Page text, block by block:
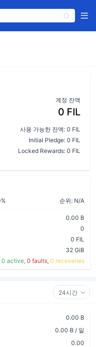
계정 잔액
0 FIL
사용 가능한 잔액: 0 FIL
Initial Pledge: 0 FIL
Locked Rewards: 0 FIL
순위: N/A
0.00 B
0
0 FIL
32 GiB
0 active, 0 faults, 0 recoveries
24시간
0.00 B
0.00 B / 일
0.00